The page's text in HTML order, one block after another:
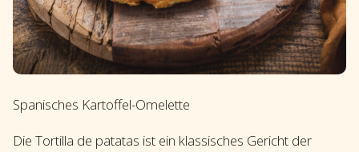
Spanisches Kartoffel-Omelette
Die Tortilla de patatas ist ein klassisches Gericht der